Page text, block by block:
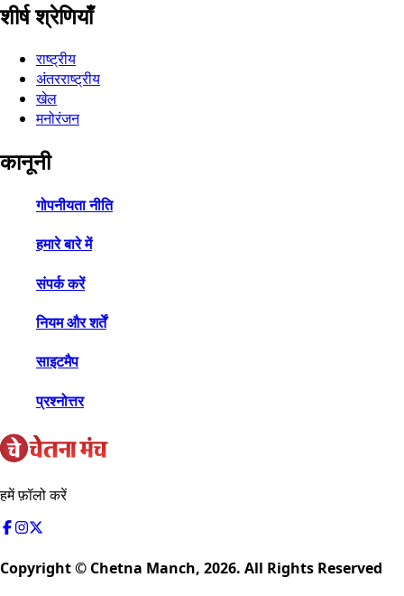
शीर्ष श्रेणियाँ
राष्ट्रीय
अंतरराष्ट्रीय
खेल
मनोरंजन
कानूनी
गोपनीयता नीति
हमारे बारे में
संपर्क करें
नियम और शर्तें
साइटमैप
प्रश्नोत्तर
हमें फ़ॉलो करें
Copyright © Chetna Manch, 2026. All Rights Reserved